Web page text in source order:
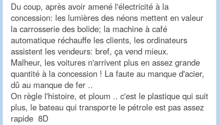
Du coup, après avoir amené l'électricité à la
concession: les lumières des néons mettent en valeur
la carrosserie des bolide; la machine à café
automatique réchauffe les clients, les ordinateurs
assistent les vendeurs: bref, ça vend mieux.
Malheur, les voitures n'arrivent plus en assez grande
quantité à la concession ! La faute au manque d'acier,
dû au manque de fer ..
On règle l'histoire, et ploum .. c'est le plastique qui suit
plus, le bateau qui transporte le pétrole est pas assez
rapide 8D